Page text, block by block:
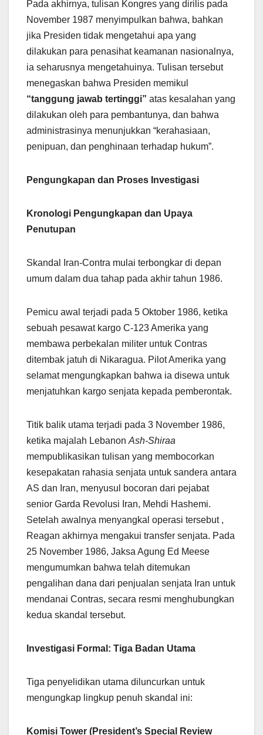
Pada akhirnya, tulisan Kongres yang dirilis pada
November 1987 menyimpulkan bahwa, bahkan
jika Presiden tidak mengetahui apa yang
dilakukan para penasihat keamanan nasionalnya,
ia seharusnya mengetahuinya. Tulisan tersebut
menegaskan bahwa Presiden memikul
“tanggung jawab tertinggi” atas kesalahan yang
dilakukan oleh para pembantunya, dan bahwa
administrasinya menunjukkan “kerahasiaan,
penipuan, dan penghinaan terhadap hukum”.
Pengungkapan dan Proses Investigasi
Kronologi Pengungkapan dan Upaya
Penutupan
Skandal Iran-Contra mulai terbongkar di depan
umum dalam dua tahap pada akhir tahun 1986.
Pemicu awal terjadi pada 5 Oktober 1986, ketika
sebuah pesawat kargo C-123 Amerika yang
membawa perbekalan militer untuk Contras
ditembak jatuh di Nikaragua. Pilot Amerika yang
selamat mengungkapkan bahwa ia disewa untuk
menjatuhkan kargo senjata kepada pemberontak.
Titik balik utama terjadi pada 3 November 1986,
ketika majalah Lebanon Ash-Shiraa
mempublikasikan tulisan yang membocorkan
kesepakatan rahasia senjata untuk sandera antara
AS dan Iran, menyusul bocoran dari pejabat
senior Garda Revolusi Iran, Mehdi Hashemi.
Setelah awalnya menyangkal operasi tersebut ,
Reagan akhirnya mengakui transfer senjata. Pada
25 November 1986, Jaksa Agung Ed Meese
mengumumkan bahwa telah ditemukan
pengalihan dana dari penjualan senjata Iran untuk
mendanai Contras, secara resmi menghubungkan
kedua skandal tersebut.
Investigasi Formal: Tiga Badan Utama
Tiga penyelidikan utama diluncurkan untuk
mengungkap lingkup penuh skandal ini:
Komisi Tower (President’s Special Review